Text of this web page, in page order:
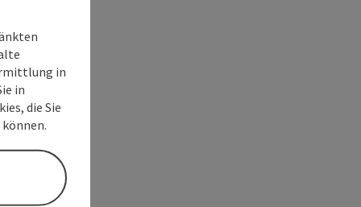
in
in
die Sie